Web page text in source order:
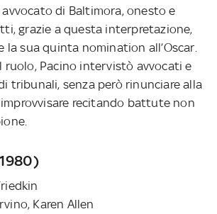
di Baltimora, onesto e
grazie a questa interpretazione,
la sua quinta nomination all’Oscar.
ruolo, Pacino intervistò avvocati e
tribunali, senza però rinunciare alla
recitando battute non
Karen Allen